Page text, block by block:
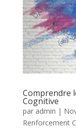
Comprendre
Cognitive
par admin |
Renforcement